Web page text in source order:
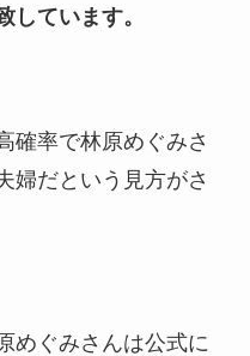
しています。
確率で林原めぐみさ
婦だという見方がさ
めぐみさんは公式に